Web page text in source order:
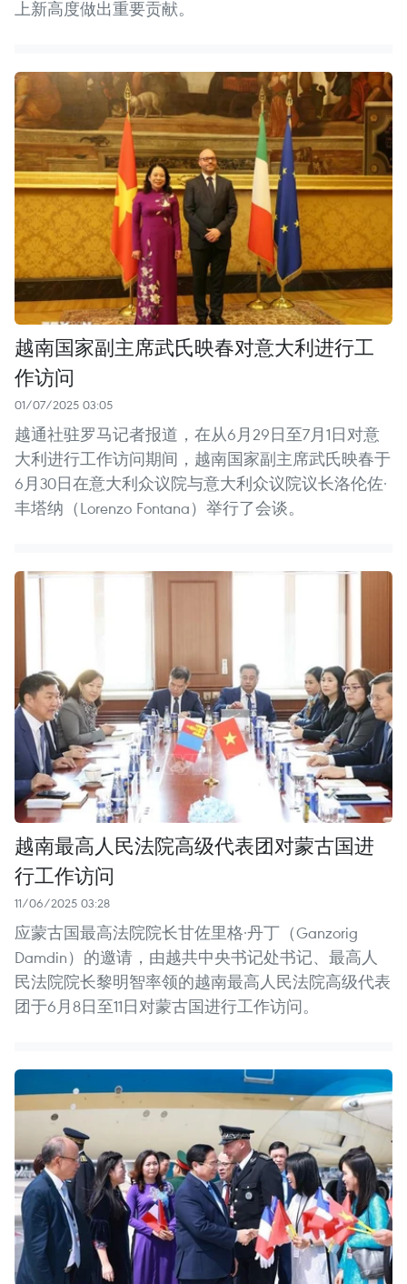
上新高度做出重要贡献。
越南国家副主席武氏映春对意大利进行工
作访问
01/07/2025 03:05
越通社驻罗马记者报道，在从6月29日至7月1日对意
大利进行工作访问期间，越南国家副主席武氏映春于
6月30日在意大利众议院与意大利众议院议长洛伦佐·
丰塔纳（Lorenzo Fontana）举行了会谈。
越南最高人民法院高级代表团对蒙古国进
行工作访问
11/06/2025 03:28
应蒙古国最高法院院长甘佐里格·丹丁（Ganzorig
Damdin）的邀请，由越共中央书记处书记、最高人
民法院院长黎明智率领的越南最高人民法院高级代表
团于6月8日至11日对蒙古国进行工作访问。